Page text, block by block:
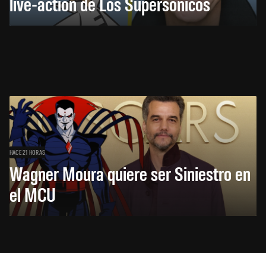
HACE 21 HORAS
Wagner Moura quiere ser Siniestro en
el MCU